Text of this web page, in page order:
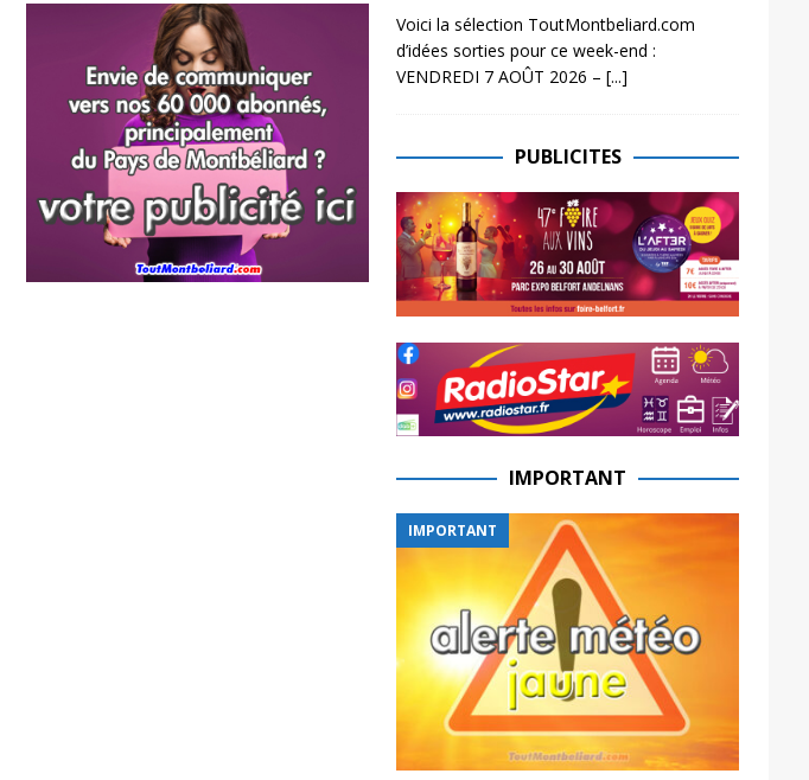
Voici la sélection ToutMontbeliard.com
d’idées sorties pour ce week-end :
VENDREDI 7 AOÛT 2026 – [...]
PUBLICITES
IMPORTANT
IMPORTANT